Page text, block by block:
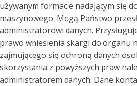
używanym formacie nadającym się
maszynowego. Mogą Państwo
administratorowi danych.
prawo wniesienia skargi do organu
zajmującego się ochroną danych
skorzystania z powyższych praw
administratorem danych. Dane